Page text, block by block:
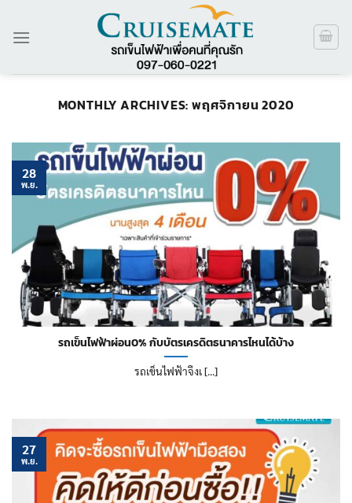
MONTHLY ARCHIVES: พฤศจิกายน 2020
รถเข็นไฟฟ้าผ่อน0% กับบัตรเครดิตธนาคารไหนได้บ้าง
รถเข็นไฟฟ้าจึงเ [...]
28
พ.ย.
27
พ.ย.